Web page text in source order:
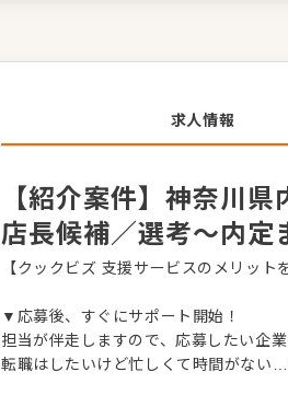
求人情報
【紹介案件】神奈川
店長候補／選考～内定
【クックビズ 支援サービスのメリット
▼応募後、すぐにサポート開始！
担当が伴走しますので、応募したい企
転職はしたいけど忙しくて時間がない